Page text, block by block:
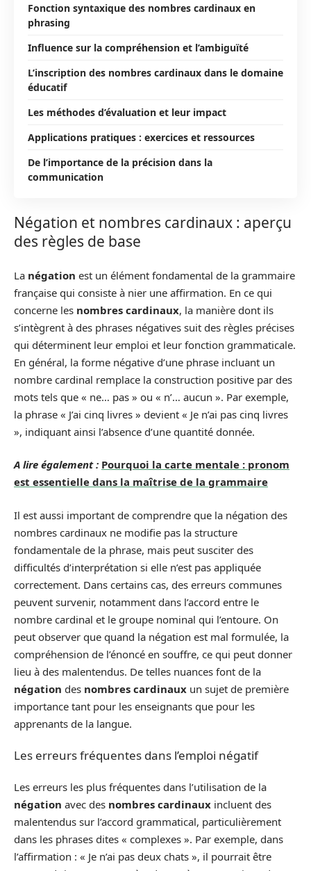
Fonction syntaxique des nombres cardinaux en
phrasing
Influence sur la compréhension et l’ambiguïté
L’inscription des nombres cardinaux dans le domaine
éducatif
Les méthodes d’évaluation et leur impact
Applications pratiques : exercices et ressources
De l’importance de la précision dans la
communication
Négation et nombres cardinaux : aperçu
des règles de base
La négation est un élément fondamental de la grammaire
française qui consiste à nier une affirmation. En ce qui
concerne les nombres cardinaux, la manière dont ils
s’intègrent à des phrases négatives suit des règles précises
qui déterminent leur emploi et leur fonction grammaticale.
En général, la forme négative d’une phrase incluant un
nombre cardinal remplace la construction positive par des
mots tels que « ne… pas » ou « n’… aucun ». Par exemple,
la phrase « J’ai cinq livres » devient « Je n’ai pas cinq livres
», indiquant ainsi l’absence d’une quantité donnée.
A lire également : Pourquoi la carte mentale : pronom
est essentielle dans la maîtrise de la grammaire
Il est aussi important de comprendre que la négation des
nombres cardinaux ne modifie pas la structure
fondamentale de la phrase, mais peut susciter des
difficultés d’interprétation si elle n’est pas appliquée
correctement. Dans certains cas, des erreurs communes
peuvent survenir, notamment dans l’accord entre le
nombre cardinal et le groupe nominal qui l’entoure. On
peut observer que quand la négation est mal formulée, la
compréhension de l’énoncé en souffre, ce qui peut donner
lieu à des malentendus. De telles nuances font de la
négation des nombres cardinaux un sujet de première
importance tant pour les enseignants que pour les
apprenants de la langue.
Les erreurs fréquentes dans l’emploi négatif
Les erreurs les plus fréquentes dans l’utilisation de la
négation avec des nombres cardinaux incluent des
malentendus sur l’accord grammatical, particulièrement
dans les phrases dites « complexes ». Par exemple, dans
l’affirmation : « Je n’ai pas deux chats », il pourrait être